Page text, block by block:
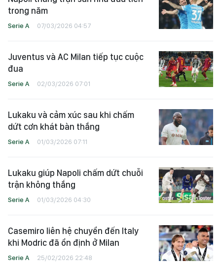
trong năm
Serie A 07/03/2026 04:57
Juventus và AC Milan tiếp tục cuộc
đua
Serie A 02/03/2026 07:01
Lukaku và cảm xúc sau khi chấm
dứt cơn khát bàn thắng
Serie A 01/03/2026 07:11
Lukaku giúp Napoli chấm dứt chuỗi
trận không thắng
Serie A 01/03/2026 04:30
Casemiro liên hệ chuyển đến Italy
khi Modric đã ổn định ở Milan
Serie A 25/02/2026 22:48